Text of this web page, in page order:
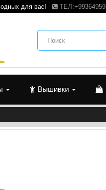
для вас!
Вышивки